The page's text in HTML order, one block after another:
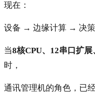
现在：
设备 → 边缘计算 → 决策
当8核CPU、12串口扩展
时，
通讯管理机的角色，已